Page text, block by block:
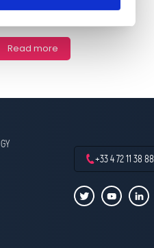
Read more
+33 4 72 11 38 88